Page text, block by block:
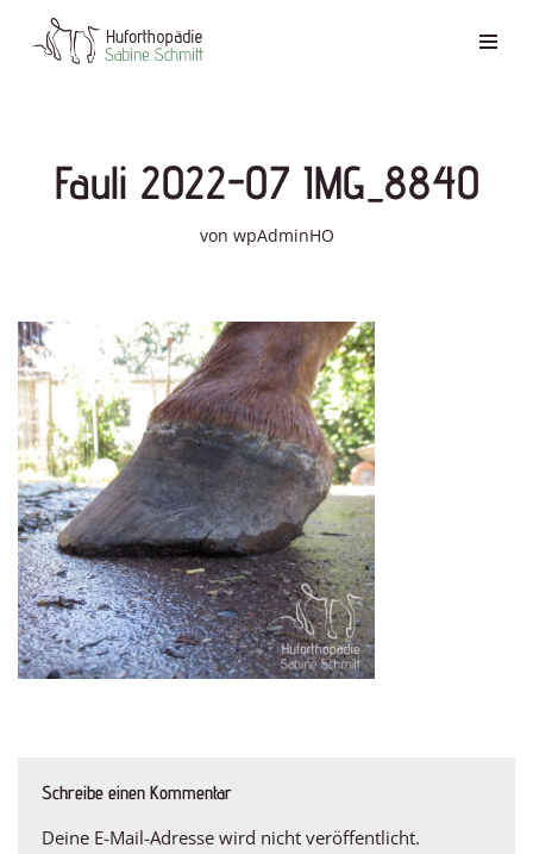
Zum
Fauli 2022-07 IMG_8840
von wpAdminHO
Schreibe einen Kommentar
Deine E-Mail-Adresse wird nicht veröffentlicht.